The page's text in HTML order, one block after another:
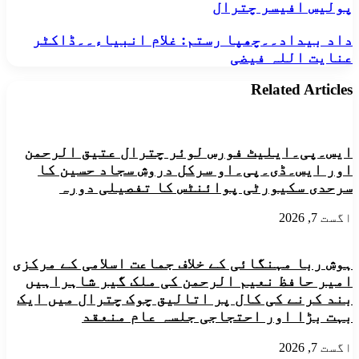
گاڑی
سوار
تینوں
دریا
میں
سب
ڈویژونل
پولیس
افیسر
چترال
پولیس افیسر چترال
داد
بیداد۔۔
چھپا
رستم:
غلام
اللہ
فیضی
داد بیداد۔۔چھپا رستم: غلام انبیاء۔۔ڈاکٹر
عنایت اللہ فیضی
Related Articles
ایس۔پی۔ایلیٹ فورس لوئر چترال عتیق الرحمن
اور ایس۔ڈی۔پی۔او سرکل دروش سجاد حسین کا
سرحدی سکیورٹی پوائنٹس کا تفصیلی دورہ
اگست 7, 2026
ہوش ربا مہنگائی کے خلاف جماعت اسلامی کے مرکزی
امیر حافظ نعیم الرحمن کی ملک گیر شاہراہیں
بند کرنے کی کال پر اتالیق چوک چترال میں ایک
بہت بڑا اور احتجاجی جلسہ عام منعقد
اگست 7, 2026